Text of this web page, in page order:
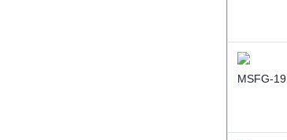
MSFG-19